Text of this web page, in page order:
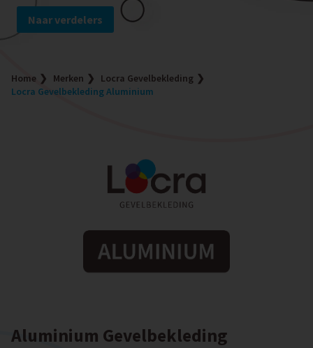
Naar verdelers
Home Merken
Locra Gevelbekleding
Locra Gevelbekleding Aluminium
Aluminium Gevelbekleding